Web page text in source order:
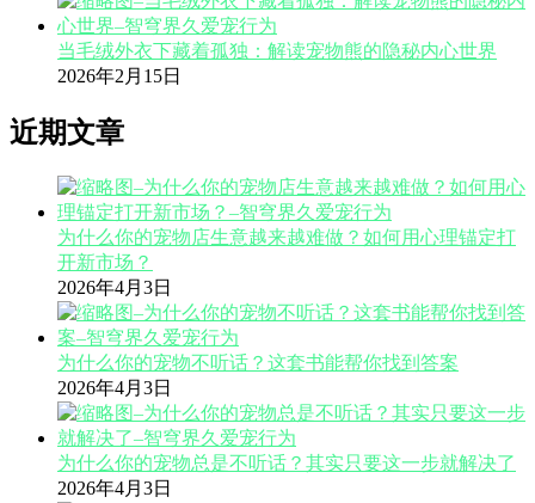
当毛绒外衣下藏着孤独：解读宠物熊的隐秘内心世界
2026年2月15日
近期文章
为什么你的宠物店生意越来越难做？如何用心理锚定打
开新市场？
2026年4月3日
为什么你的宠物不听话？这套书能帮你找到答案
2026年4月3日
为什么你的宠物总是不听话？其实只要这一步就解决了
2026年4月3日